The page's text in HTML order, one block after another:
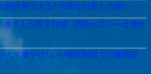
副作用で太る? 川島なお美との違い
杏さんが双子妊娠…摂取カロリーは増や
んで激やせ? いや糖質制限で心臓病説